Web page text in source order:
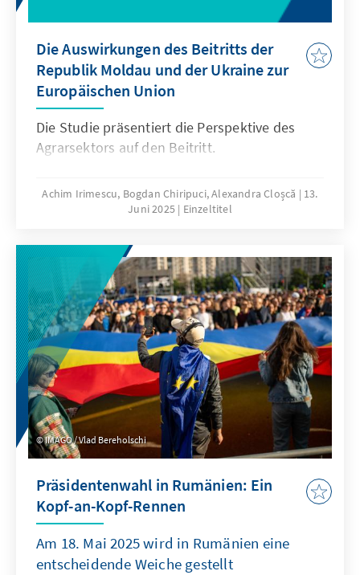
Die Auswirkungen des Beitritts der
Republik Moldau und der Ukraine zur
Europäischen Union
Die Studie präsentiert die Perspektive des
Agrarsektors auf den Beitritt.
Achim Irimescu, Bogdan Chiripuci, Alexandra Cloșcă
13.
Juni 2025
Einzeltitel
IMAGO / Vlad Bereholschi
Präsidentenwahl in Rumänien: Ein
Kopf-an-Kopf-Rennen
Am 18. Mai 2025 wird in Rumänien eine
entscheidende Weiche gestellt